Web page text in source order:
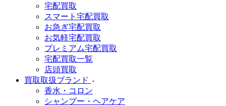
宅配買取
スマート宅配買取
お急ぎ宅配買取
お気軽宅配買取
プレミアム宅配買取
宅配買取一覧
店頭買取
買取取扱ブランド
香水・コロン
シャンプー・ヘアケア